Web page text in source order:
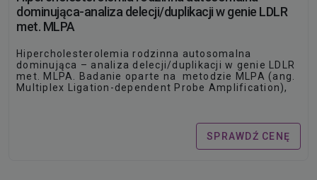
dominująca-analiza delecji/duplikacji w genie LDLR
met. MLPA
Hipercholesterolemia rodzinna autosomalna
dominująca – analiza delecji/duplikacji w genie LDLR
met. MLPA. Badanie oparte na metodzie MLPA (ang.
Multiplex Ligation-dependent Probe Amplification),
SPRAWDŹ CENĘ